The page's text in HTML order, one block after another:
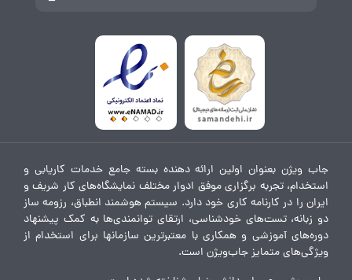
جاب ویژن بعنوان اولین ارائه دهنده بسته جامع خدمات کاریابی و
استخدام، تجربه برگزاری موفق ادوار مختلف نمایشگاه‌های کار شریف و
ایران را در کارنامه کاری خود دارد. سیستم هوشمند انطباق، رزومه ساز
دو زبانه، تست‌های خودشناسی، ارتقای توانمندی‌ها به کمک پیشنهاد
دوره‌های آموزشی و همکاری با معتبرترین سازمانها برای استخدام از
ویژگی‌های متمایز جاب‌ویژن است.